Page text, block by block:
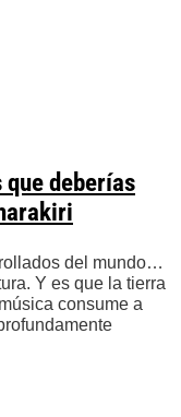
que deberías
del mundo…
Y es que la tierra
consume a